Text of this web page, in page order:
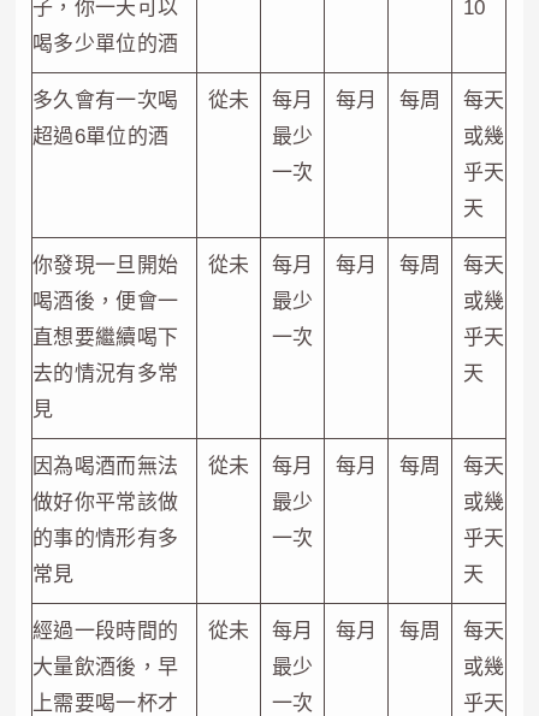
子，你一天可以
喝多少單位的酒
10
多久會有一次喝
超過6單位的酒
從未
每月
最少
一次
每月 每周
每天
或幾
乎天
天
你發現一旦開始
喝酒後，便會一
直想要繼續喝下
去的情況有多常
見
從未
每月
最少
一次
每月 每周
每天
或幾
乎天
天
因為喝酒而無法
做好你平常該做
的事的情形有多
常見
從未
每月
最少
一次
每月 每周
每天
或幾
乎天
天
經過一段時間的
大量飲酒後，早
上需要喝一杯才
從未
每月
最少
一次
每月 每周
每天
或幾
乎天